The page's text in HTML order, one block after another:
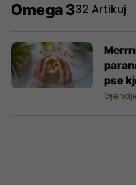
Omega 332 Artikuj
pse
e mirë